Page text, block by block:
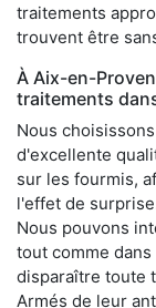
traitements
trouvent être
À Aix-en-
traitements
Nous
d'excellente
sur les fourmis,
l'effet de
Nous pouvons
tout comme
disparaître toute
Armés de leur